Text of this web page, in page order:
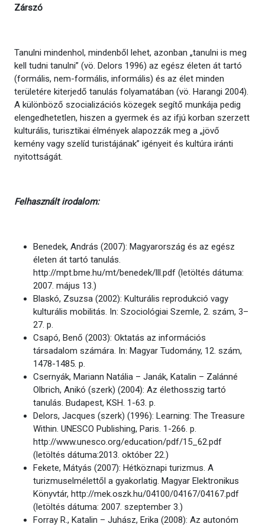
Zárszó
Tanulni mindenhol, mindenből lehet, azonban „tanulni is meg
kell tudni tanulni” (vö. Delors 1996) az egész életen át tartó
(formális, nem-formális, informális) és az élet minden
területére kiterjedő tanulás folyamatában (vö. Harangi 2004).
A különböző szocializációs közegek segítő munkája pedig
elengedhetetlen, hiszen a gyermek és az ifjú korban szerzett
kulturális, turisztikai élmények alapozzák meg a „jövő
kemény vagy szelíd turistájának” igényeit és kultúra iránti
nyitottságát.
Felhasznált irodalom:
Benedek, András (2007): Magyarország és az egész
életen át tartó tanulás.
http://mpt.bme.hu/mt/benedek/lll.pdf (letöltés dátuma:
2007. május 13.)
Blaskó, Zsuzsa (2002): Kulturális reprodukció vagy
kulturális mobilitás. In: Szociológiai Szemle, 2. szám, 3–
27. p.
Csapó, Benő (2003): Oktatás az információs
társadalom számára. In: Magyar Tudomány, 12. szám,
1478-1485. p.
Csernyák, Mariann Natália – Janák, Katalin – Zalánné
Olbrich, Anikó (szerk) (2004): Az élethosszig tartó
tanulás. Budapest, KSH. 1-63. p.
Delors, Jacques (szerk) (1996): Learning: The Treasure
Within. UNESCO Publishing, Paris. 1-266. p.
http://www.unesco.org/education/pdf/15_62.pdf
(letöltés dátuma:2013. október 22.)
Fekete, Mátyás (2007): Hétköznapi turizmus. A
turizmuselmélettől a gyakorlatig. Magyar Elektronikus
Könyvtár, http://mek.oszk.hu/04100/04167/04167.pdf
(letöltés dátuma: 2007. szeptember 3.)
Forray R., Katalin – Juhász, Erika (2008): Az autonóm